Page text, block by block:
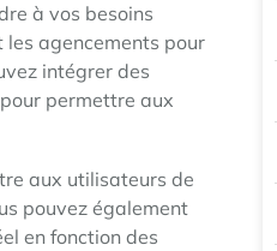
à vos besoins
les agencements pour
intégrer des
permettre aux
aux utilisateurs de
pouvez également
en fonction des